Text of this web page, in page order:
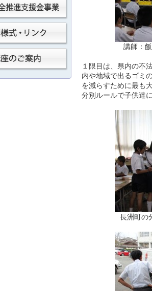
講師：
１限目は、県内の不
内や地域で出るゴミ
を減らすために最も
分別ルールで子供達
長洲町の